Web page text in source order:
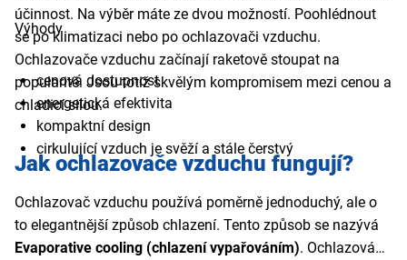
účinnost. Na výběr máte ze dvou možností. Poohlédnout
se po klimatizaci nebo po ochlazovači vzduchu.
Ochlazovače vzduchu začínají raketově stoupat na
popularitě. Jsou totiž skvělým kompromisem mezi cenou a
chladicí silou.
Výhody
cenová dostupnost
energetická efektivita
kompaktní design
cirkulující vzduch je svěží a stále čerstvý
Jak ochlazovače vzduchu fungují?
Ochlazovač vzduchu používá poměrně jednoduchý, ale o
to elegantnější způsob chlazení. Tento způsob se nazývá
Evaporative cooling (chlazení vypařováním). Ochlazování